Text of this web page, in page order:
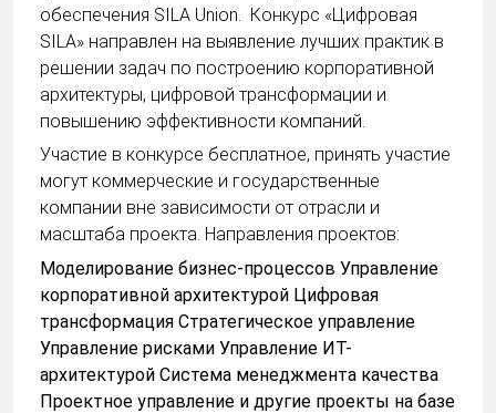
обеспечения SILA Union. Конкурс «Цифровая
SILA» направлен на выявление лучших практик в
решении задач по построению корпоративной
архитектуры, цифровой трансформации и
повышению эффективности компаний.
Участие в конкурсе бесплатное, принять участие
могут коммерческие и государственные
компании вне зависимости от отрасли и
масштаба проекта. Направления проектов:
Моделирование бизнес-процессов Управление
корпоративной архитектурой Цифровая
трансформация Стратегическое управление
Управление рисками Управление ИТ-
архитектурой Система менеджмента качества
Проектное управление и другие проекты на базе